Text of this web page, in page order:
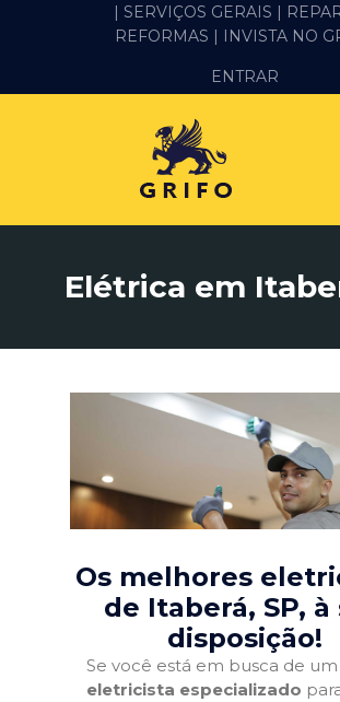
ALVENARIA E PEDREIRO
IMPERMEABILIZAÇÃO
REFORMA
| SERVIÇOS GERAIS |
REFORMAS | INVISTA NO
ENTRAR
Elétrica em
Os melhores
de Itaberá, SP, à
disposição!
Se você está em busca de um
eletricista especializado